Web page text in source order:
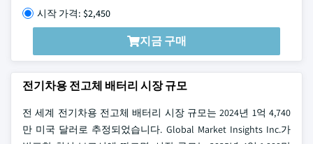
시작 가격: $2,450
지금 구매
전기차용 전고체 배터리 시장 규모
전 세계 전기차용 전고체 배터리 시장 규모는 2024년 1억 4,740
만 미국 달러로 추정되었습니다. Global Market Insights Inc.가